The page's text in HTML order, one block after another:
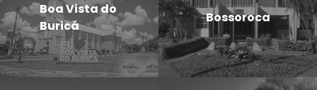
Boa Vista do
Buricá
Bossoroca